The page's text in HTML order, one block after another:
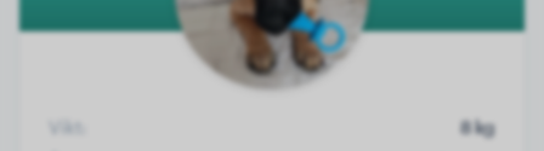
Vikt:
8 kg